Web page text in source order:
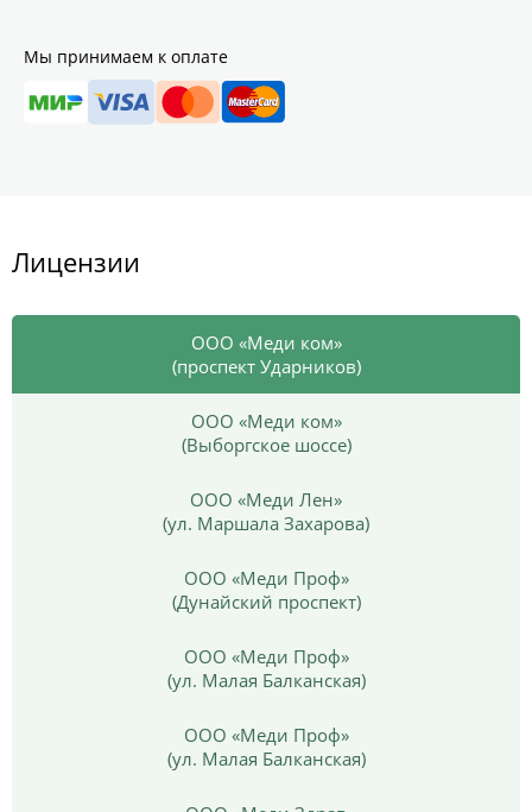
Мы принимаем к оплате
Лицензии
ООО «Меди ком»
(проспект Ударников)
ООО «Меди ком»
(Выборгское шоссе)
ООО «Меди Лен»
(ул. Маршала Захарова)
ООО «Меди Проф»
(Дунайский проспект)
ООО «Меди Проф»
(ул. Малая Балканская)
ООО «Меди Проф»
(ул. Малая Балканская)